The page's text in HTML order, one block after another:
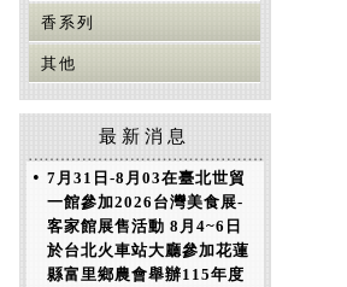
香系列
其他
最新消息
• 7月31日-8月03在臺北世貿
一館參加2026台灣美食展-
客家館展售活動 8月4~6日
於台北火車站大廳參加花蓮
縣富里鄉農會舉辦115年度